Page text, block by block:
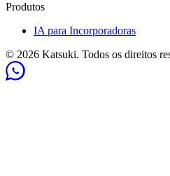
Produtos
IA para Incorporadoras
© 2026 Katsuki. Todos os direitos